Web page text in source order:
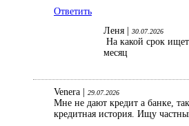
Ответить
Леня |
30.07.2026
На какой срок
месяц
Venera | 29.07.2026
Мне не дают кредит а банке,
кредитная история. Ищу